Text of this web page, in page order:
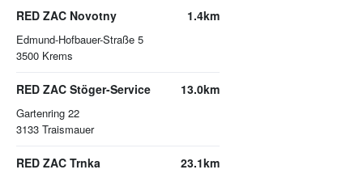
RED ZAC Novotny
Edmund-Hofbauer-Straße 5
3500 Krems
1.4km
RED ZAC Stöger-Service
Gartenring 22
3133 Traismauer
13.0km
RED ZAC Trnka 23.1km